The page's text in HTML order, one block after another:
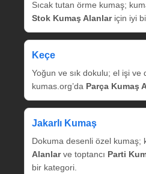
Sıcak tutan örme kumaş;
Stok Kumaş Alanlariçin iyi
Keçe
Yoğun ve sık dokulu; el işi ve
kumas.org’da Parça Kumaş
Jakarlı Kumaş
Dokuma desenli özel kumaş;
Alanlarve toptancı Parti
bir kategori.